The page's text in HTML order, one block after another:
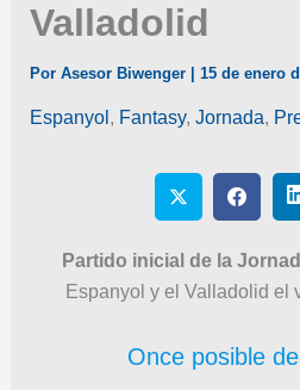
Valladolid
Por Asesor Biwenger 15 de enero
Espanyol , Fantasy, Jornada,
Partido inicial de la
Espanyol y el Valladolid el
Once posible